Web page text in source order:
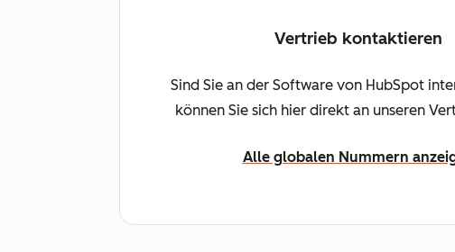
Vertrieb kontaktieren
Sind Sie an der Software von HubSpot
können Sie sich hier direkt an unseren
Alle globalen Nummern